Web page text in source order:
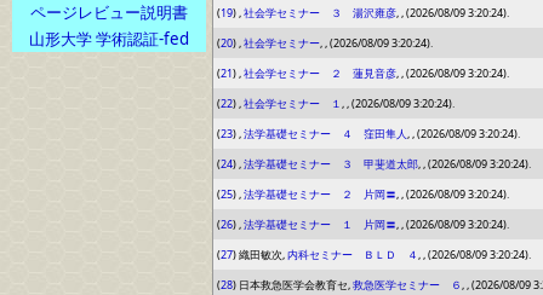
ページレビュー説明書
山形大学 学術認証-fed
(19) ,社会学セミナー ３ 湯沢雍彦, , (2026/08/09 3:20:24).
(20) ,社会学セミナー, , (2026/08/09 3:20:24).
(21) ,社会学セミナー ２ 蓮見音彦, , (2026/08/09 3:20:24).
(22) ,社会学セミナー １, , (2026/08/09 3:20:24).
(23) ,法学基礎セミナー ４ 窪田隼人, , (2026/08/09 3:20:24).
(24) ,法学基礎セミナー ３ 甲斐道太郎, , (2026/08/09 3:20:24).
(25) ,法学基礎セミナー ２ 片岡〓, , (2026/08/09 3:20:24).
(26) ,法学基礎セミナー １ 片岡〓, , (2026/08/09 3:20:24).
(27) 織田敏次,内科セミナー ＢＬＤ ４, , (2026/08/09 3:20:24).
(28) 日本救急医学会教育セ,救急医学セミナー ６, , (2026/08/09